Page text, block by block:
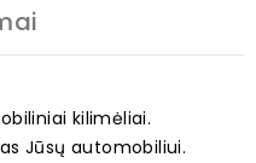
kilimėliai.
Jūsų automobiliui.